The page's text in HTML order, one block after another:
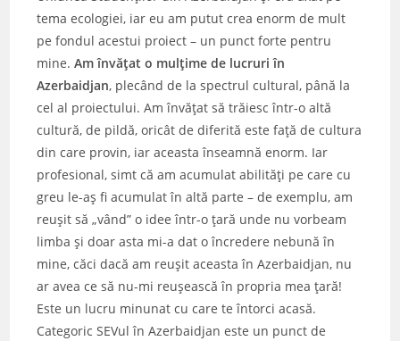
tema ecologiei, iar eu am putut crea enorm de mult
pe fondul acestui proiect – un punct forte pentru
mine.Am învăţat o mulţime de lucruri în
Azerbaidjan, plecând de la spectrul cultural, până la
cel al proiectului. Am învăţat să trăiesc într-o altă
cultură, de pildă, oricât de diferită este faţă de cultura
din care provin, iar aceasta înseamnă enorm. Iar
profesional, simt că am acumulat abilităţi pe care cu
greu le-aş fi acumulat în altă parte – de exemplu, am
reuşit să „vând” o idee într-o ţară unde nu vorbeam
limba şi doar asta mi-a dat o încredere nebună în
mine, căci dacă am reuşit aceasta în Azerbaidjan, nu
ar avea ce să nu-mi reuşească în propria mea ţară!
Este un lucru minunat cu care te întorci acasă.
Categoric SEVul în Azerbaidjan este un punct de